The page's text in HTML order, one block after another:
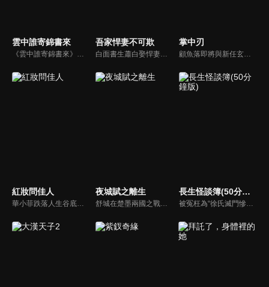
雲中誰寄錦書來
《雲中誰寄錦書來》陸劇線上看。生在太醫世家的沈魚欲為家族洗冤翻案，設局嫁入周府，後結識了齊璋、高墨兩位胸懷大志的少年，四人聯手探案，在一步步接近真相中捲起朝堂風雲，也陷入情感糾葛的故事。
吾家悍妻不可欺
白面書生蕭白娶悍妻徐三娘，誰知她是失憶女將軍，他是隱姓世子爺。假夫妻變真戰友，組百姓軍抗倭寇，鬥權宦，夫妻聯手揭陰謀，救孤寡，在亂世中為百姓打下一座俠義之城。
掌中刃
顧魚落即將與新任玄機閣閣主顧朝夕成婚之際，顧朝夕遭人暗殺了。為穩定局勢，魚落得找個人來假扮顧朝夕。而太子殷晝為避禍調查潛入顧家，假扮顧朝夕。殷晝人前溫柔繾綣，人後殺伐果斷，卻發現魚落的夫君竟正是當年他失蹤的大哥。各自懷揣秘密的二人從針鋒相對到互生情愫，最終心意相通。
紅妝問佳人 夜城賦之離生
舒城在楚墨兩國之戰中落敗，並成為了墨國五皇女莫茴的魂器。失去自我意識的舒城跟隨姐姐莫茹回到墨國，面對失而復得的妹妹，莫茹欣喜又憂慮。為了保護親人和國家她棄醫從戎，甚至為了保護莫茴不惜被砍掉一條手臂，然而這一切都阻擋不了局勢的動盪不安...
長生怪談簿(50分鐘版)
被冤枉為“徐氏滅門慘案”兇手的主人公在多年後深陷倖存者的複仇圈套，成功說服其共同對抗真兇，並找出真相的故事。整個故事發生在一個荒山客棧，眾人鬥智斗勇，一步步揭開每個人的秘密，還原案件本來面目。